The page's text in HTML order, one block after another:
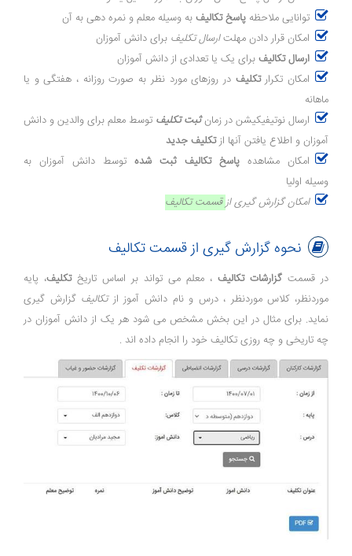
توانایی ملاحظه پاسخ تکالیف به وسیله معلم و نمره دهی به آن
امکان قرار دادن مهلتارسال تکلیف برای دانش آموزان
ارسال تکالیف برای یک یا تعدادی از دانش آموزان
امکان تکرارتکلیف در روزهای مورد نظر به صورت روزانه ، هفتگی و یا
ماهانه
ارسال نوتیفیکیشن در زمانثبت تکلیف توسط معلم برای والدین و دانش
آموزان و اطلاع یافتن آنها ازتکلیف جدید
امکان مشاهده پاسخ تکالیف ثبت شده توسط دانش آموزان به
وسیله اولیا
امکان گزارش گیری ازقسمت تکالیف
نحوه گزارش گیری از قسمت تکالیف
در قسمت گزارشات تکالیف ، معلم می تواند بر اساس تاریختکلیف، پایه
موردنظر، کلاس موردنظر ، درس و نام دانش آموز ازتکالیفگزارش گیری
نماید. برای مثال در این بخش مشخص می شود هر یک از دانش آموزان در
چه تاریخی و چه روزی تکالیف خود را انجام داده اند .